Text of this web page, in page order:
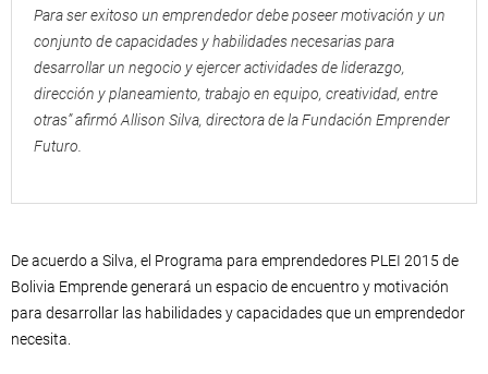
Para ser exitoso un emprendedor debe poseer motivación y un
conjunto de capacidades y habilidades necesarias para
desarrollar un negocio y ejercer actividades de liderazgo,
dirección y planeamiento, trabajo en equipo, creatividad, entre
otras” afirmó Allison Silva, directora de la Fundación Emprender
Futuro.
De acuerdo a Silva, el Programa para emprendedores PLEI 2015 de
Bolivia Emprende generará un espacio de encuentro y motivación
para desarrollar las habilidades y capacidades que un emprendedor
necesita.